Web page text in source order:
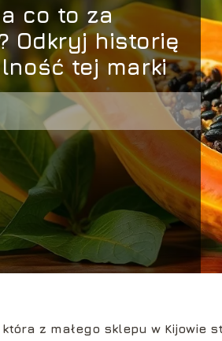
co to za
Odkryj historię
tej marki
z małego sklepu w Kijowie